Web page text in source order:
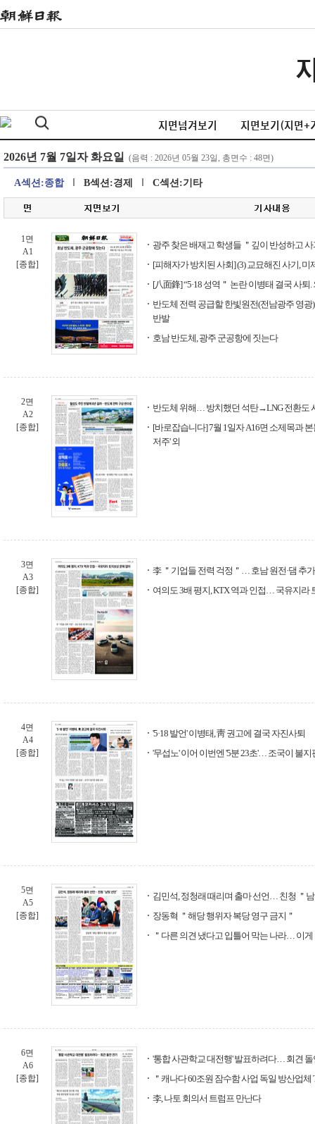
지면넘겨보기 지면보기(지면+
A섹션:종합 B섹션:경제 C섹션:기타
1면
A1
[종합]
광주 찾은 배재고 학생들 ＂깊이 반성하고
[피해자가 방치된 사회] (3) 교묘해진 사기, 미
[八面鋒] “5·18 성역＂ 논란 이병태 결국 사퇴.
반도체 전력 공급할 한빛원전(전남광주 영
반발
호남 반도체, 광주 군공항에 짓는다
2면
A2
[종합]
반도체 위해… 방치했던 석탄→LNG 전환도
[바로잡습니다] 7월 1일자 A16면 소제목과
저주' 외
3면
A3
[종합]
李 ＂기업들 전력 걱정＂… 호남 원전·댐 추
여의도 3배 평지, KTX 역과 인접… 국유지라
4면
A4
[종합]
'5·18 발언' 이병태, 靑 권고에 결국 자진사퇴
'무섭노' 이어 이번엔 '5분 23초'… 조국이 불지
5면
A5
[종합]
김민석, 정청래 때리며 출마 선언… 친청 ＂
장동혁 ＂해당 행위자 복당 영구 금지＂
＂다른 의견 냈다고 입틀어 막는 나라… 이
6면
A6
[종합]
'통합 사관학교 대전행' 발표하려다… 회견 돌
＂캐나다 60조원 잠수함 사업 독일 방산업체
李, 나토 회의서 트럼프 만난다